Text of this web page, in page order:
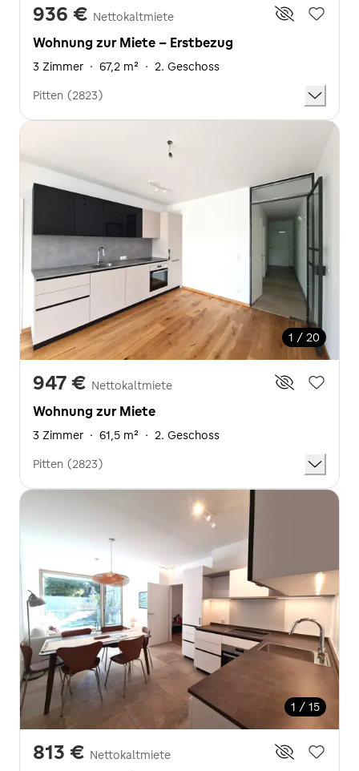
936 € Nettokaltmiete
Wohnung zur Miete - Erstbezug
3 Zimmer · 67,2 m² · 2. Geschoss
Pitten (2823)
1 / 20
947 € Nettokaltmiete
Wohnung zur Miete
3 Zimmer · 61,5 m² · 2. Geschoss
Pitten (2823)
1 / 15
813 € Nettokaltmiete